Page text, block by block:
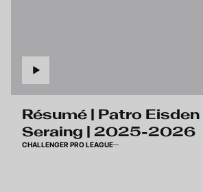
Résumé | Patro Eisden
Seraing | 2025-2026
CHALLENGER PRO LEAGUE